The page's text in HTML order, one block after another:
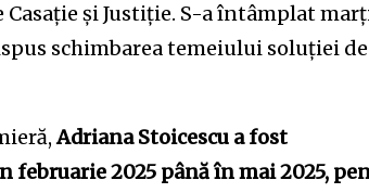
și Justiție. S-a întâmplat
schimbarea temeiului soluției de
Adriana Stoicescu a fost
2025 până în mai 2025,